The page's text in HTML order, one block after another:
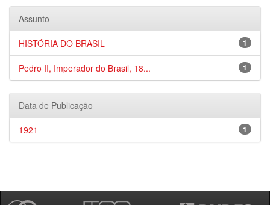
Assunto
1
HISTÓRIA DO BRASIL
1
Pedro II, Imperador do Brasil, 18...
Data de Publicação
1
1921